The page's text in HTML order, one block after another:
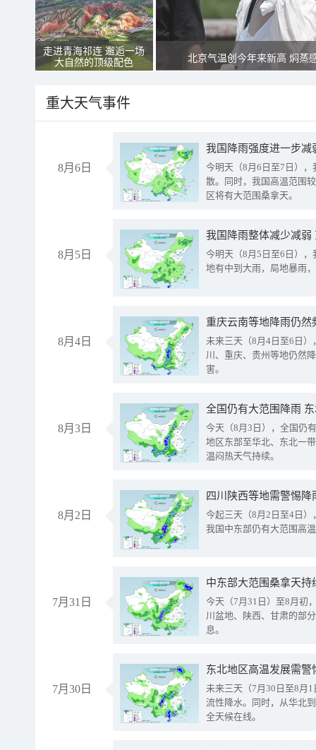
走进青海祁连 邂逅一场
大自然的顶级配色
北京气温创今年来新高 焖蒸
重大天气事件
8月6日
今明天（8月6日至7日）
散。同时，我国高温范围
区将有大范围桑拿天。
8月5日
我国降雨整体减少减弱
今明天（8月5日至6日）
地有中到大雨，局地暴雨
8月4日
重庆云南等地降雨仍然
未来三天（8月4日至6日
川、重庆、贵州等地仍然
害。
8月3日
全国仍有大范围降雨
今天（8月3日），全国仍
地区东部至华北、东北一
温闷热天气持续。
8月2日
今起三天（8月2日至4日
我国中东部仍有大范围高
7月31日
中东部大范围桑拿天
今天（7月31日）至8月初
川盆地、陕西、甘肃的部
息。
7月30日
东北地区高温发展需
未来三天（7月30日至8月
流性降水。同时，从华北
全天候在线。